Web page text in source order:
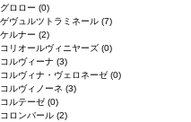
グロロー (0)
ゲヴュルツトラミネール (7)
ケルナー (2)
コリオールヴィニヤーズ (0)
コルヴィーナ (3)
コルヴィナ・ヴェロネーゼ (0)
コルヴィノーネ (3)
コルテーゼ (0)
コロンバール (2)